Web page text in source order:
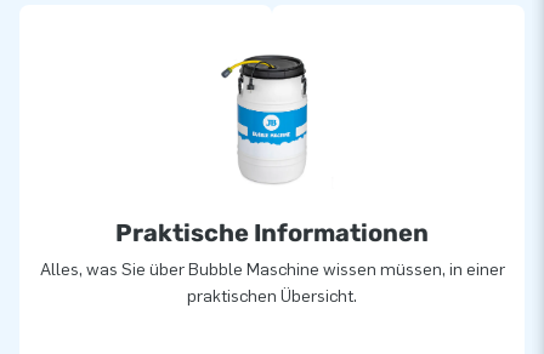
Praktische Informationen
Alles, was Sie über Bubble Maschine wissen müssen, in einer
praktischen Übersicht.